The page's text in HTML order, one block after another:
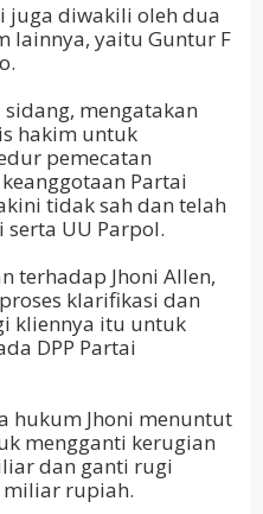
juga diwakili oleh dua
lainnya, yaitu Guntur F
mengatakan
hakim untuk
pemecatan
Partai
tidak sah dan telah
serta UU Parpol.
terhadap Jhoni Allen,
klarifikasi dan
kliennya itu untuk
DPP Partai
hukum Jhoni menuntut
mengganti kerugian
dan ganti rugi
miliar rupiah.